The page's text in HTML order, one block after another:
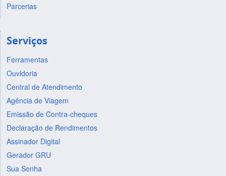
Parcerias
Serviços
Ferramentas
Ouvidoria
Central de Atendimento
Agência de Viagem
Emissão de Contra-cheques
Declaração de Rendimentos
Assinador Digital
Gerador GRU
Sua Senha